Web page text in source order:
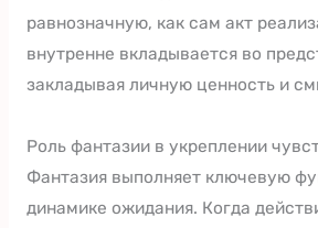
равнозначную, как сам акт
внутренне вкладывается во
закладывая личную ценность и
Роль фантазии в укреплении
Фантазия выполняет ключевую
динамике ожидания. Когда